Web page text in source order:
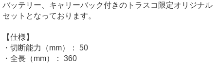
バッテリー、キャリーバック付きのトラスコ限定オリジナル
セットとなっております。
【仕様】
・切断能力（mm）： 50
・全長（mm）： 360